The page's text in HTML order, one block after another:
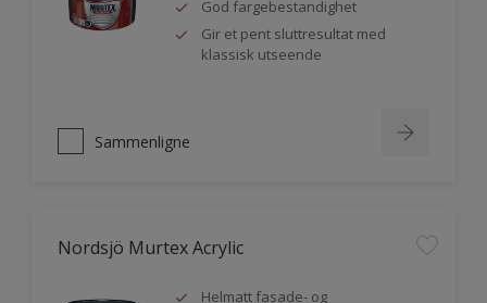
God fargebestandighet
Gir et pent sluttresultat med
klassisk utseende
Sammenligne
Nordsjö Murtex Acrylic
Helmatt fasade- og